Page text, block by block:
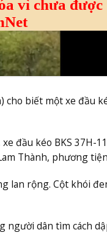
cho biết một xe đầu
đầu kéo BKS 37H-
Thành, phương
lan rộng. Cột khói
người dân tìm cách